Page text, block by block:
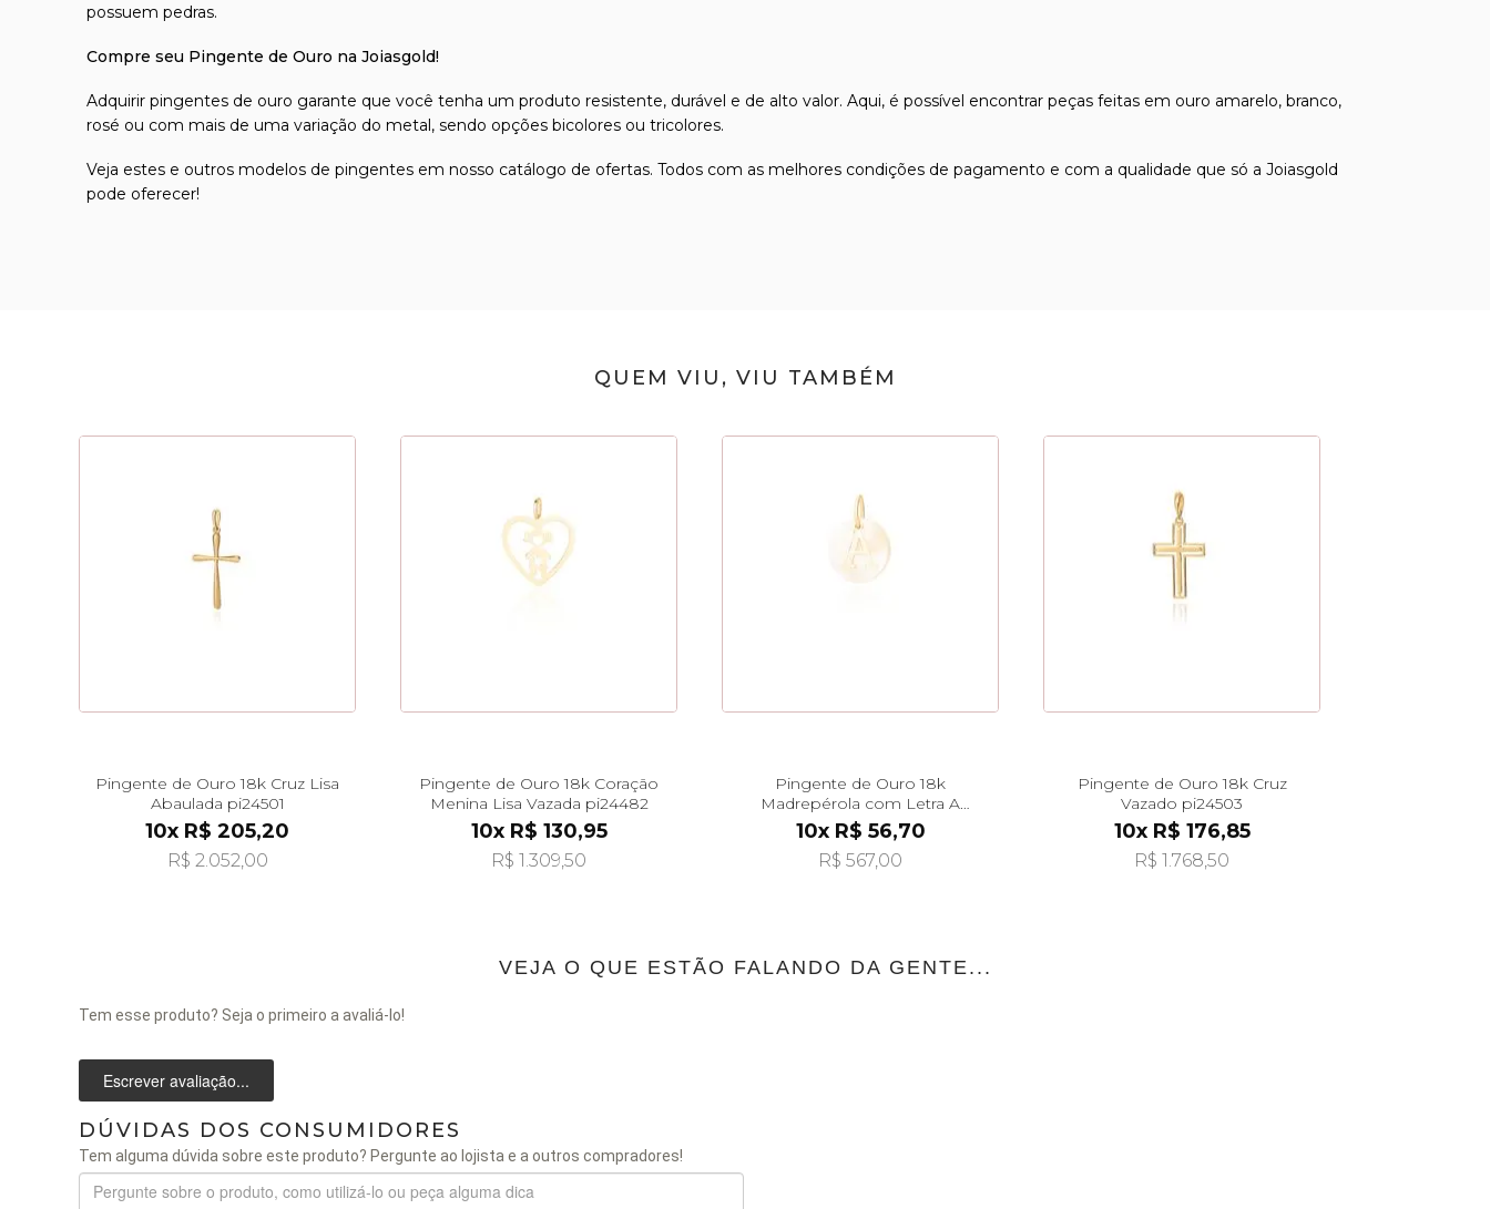
possuem pedras.
Compre seu Pingente de Ouro na Joiasgold!
Adquirir pingentes de ouro garante que você tenha um produto resistente, durável e de alto valor. Aqui, é possível encontrar peças feitas em ouro amarelo, branco,
rosé ou com mais de uma variação do metal, sendo opções bicolores ou tricolores.
Veja estes e outros modelos de pingentes em nosso catálogo de ofertas. Todos com as melhores condições de pagamento e com a qualidade que só a Joiasgold
pode oferecer!
QUEM VIU, VIU TAMBÉM
Pingente de Ouro 18k Cruz Lisa
Abaulada pi24501
10x R$ 205,20
R$ 2.052,00
Pingente de Ouro 18k Coração
Menina Lisa Vazada pi24482
10x R$ 130,95
R$ 1.309,50
Pingente de Ouro 18k
Madrepérola com Letra A
Pendurada pi24475
10x R$ 56,70
R$ 567,00
Pingente de Ouro 18k Cruz
Vazado pi24503
10x R$ 176,85
R$ 1.768,50
VEJA O QUE ESTÃO FALANDO DA GENTE...
Tem esse produto? Seja o primeiro a avaliá-lo!
Escrever avaliação...
DÚVIDAS DOS CONSUMIDORES
Tem alguma dúvida sobre este produto? Pergunte ao lojista e a outros compradores!